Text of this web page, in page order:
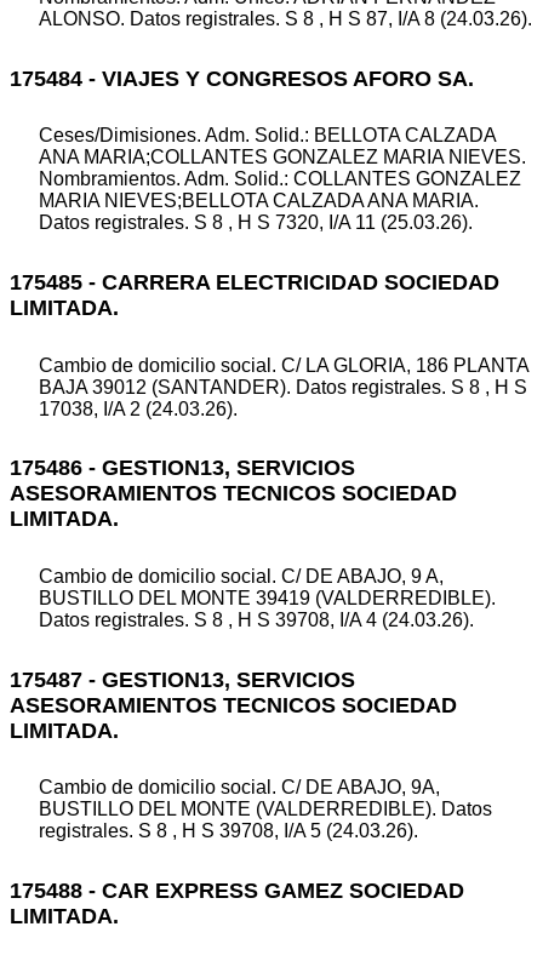
ALONSO. Datos registrales. S 8 , H S 87, I/A 8 (24.03.26).
175484 - VIAJES Y CONGRESOS AFORO SA.
Ceses/Dimisiones. Adm. Solid.: BELLOTA CALZADA
ANA MARIA;COLLANTES GONZALEZ MARIA NIEVES.
Nombramientos. Adm. Solid.: COLLANTES GONZALEZ
MARIA NIEVES;BELLOTA CALZADA ANA MARIA.
Datos registrales. S 8 , H S 7320, I/A 11 (25.03.26).
175485 - CARRERA ELECTRICIDAD SOCIEDAD
LIMITADA.
Cambio de domicilio social. C/ LA GLORIA, 186 PLANTA
BAJA 39012 (SANTANDER). Datos registrales. S 8 , H S
17038, I/A 2 (24.03.26).
175486 - GESTION13, SERVICIOS
ASESORAMIENTOS TECNICOS SOCIEDAD
LIMITADA.
Cambio de domicilio social. C/ DE ABAJO, 9 A,
BUSTILLO DEL MONTE 39419 (VALDERREDIBLE).
Datos registrales. S 8 , H S 39708, I/A 4 (24.03.26).
175487 - GESTION13, SERVICIOS
ASESORAMIENTOS TECNICOS SOCIEDAD
LIMITADA.
Cambio de domicilio social. C/ DE ABAJO, 9A,
BUSTILLO DEL MONTE (VALDERREDIBLE). Datos
registrales. S 8 , H S 39708, I/A 5 (24.03.26).
175488 - CAR EXPRESS GAMEZ SOCIEDAD
LIMITADA.